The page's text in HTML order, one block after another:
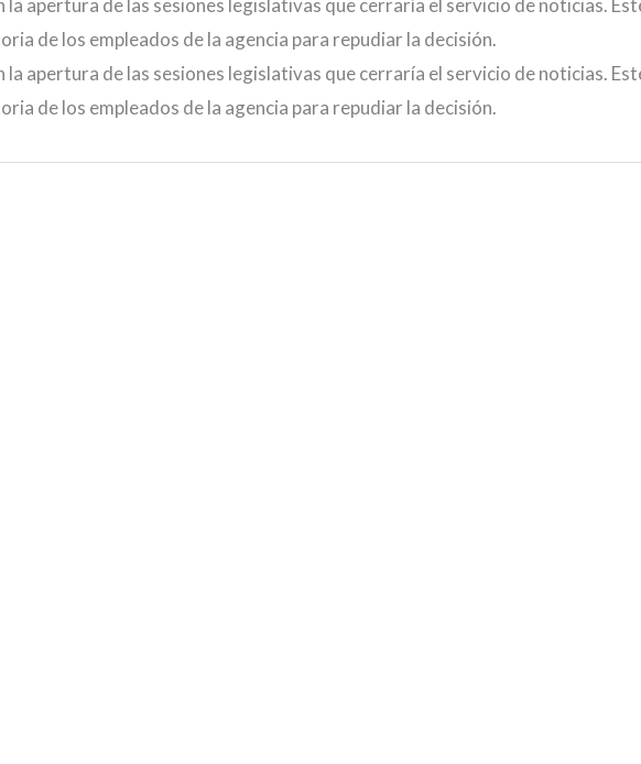
la apertura de las sesiones legislativas que cerraría el servicio de noticias.
de los empleados de la agencia para repudiar la decisión.
la apertura de las sesiones legislativas que cerraría el servicio de noticias.
de los empleados de la agencia para repudiar la decisión.